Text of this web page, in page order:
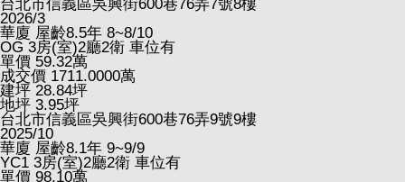
台北市信義區吳興街600巷76弄7號8樓
2026/3
華廈 屋齡8.5年 8~8/10
OG 3房(室)2廳2衛 車位有
單價 59.32萬
成交價 1711.0000萬
建坪 28.84坪
地坪 3.95坪
台北市信義區吳興街600巷76弄9號9樓
2025/10
華廈 屋齡8.1年 9~9/9
YC1 3房(室)2廳2衛 車位有
單價 98.10萬